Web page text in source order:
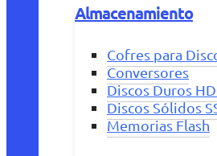
Almacenamiento
Cofres para
Conversores
Discos Duros
Discos Sólidos
Memorias Flash